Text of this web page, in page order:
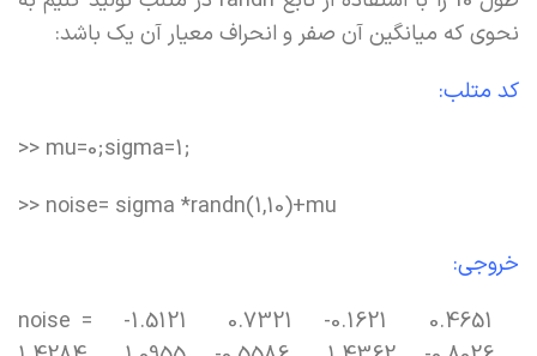
نحوی که میانگین آن صفر و انحراف معیار آن یک باشد:
کد متلب:
>> mu=0;sigma=1;
>> noise= sigma *randn(1,10)+mu
خروجی:
noise = -1.5121 0.7321 -0.1621 0.4651